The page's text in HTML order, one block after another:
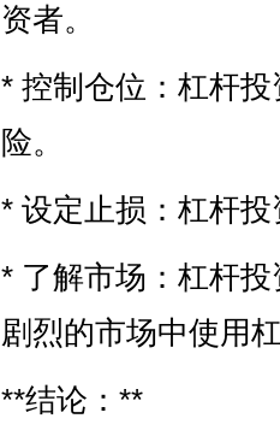
资者。
* 控制仓位：杠杆
险。
* 设定止损：杠杆
* 了解市场：杠杆
剧烈的市场中使用
**结论：**